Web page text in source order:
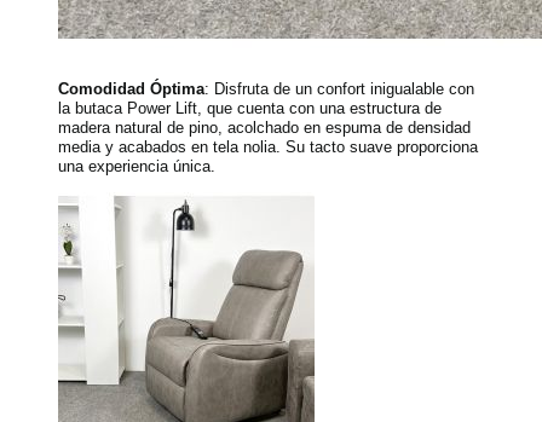
Comodidad Óptima: Disfruta de un confort inigualable con
la butaca Power Lift, que cuenta con una estructura de
madera natural de pino, acolchado en espuma de densidad
media y acabados en tela nolia. Su tacto suave proporciona
una experiencia única.